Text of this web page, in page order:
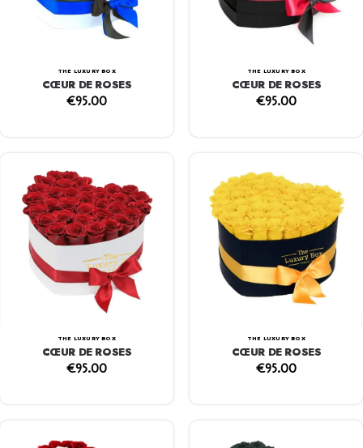
THE LUXURY BOX
CŒUR DE ROSES
€95.00
THE LUXURY BOX
CŒUR DE ROSES
€95.00
THE LUXURY BOX
CŒUR DE ROSES
€95.00
THE LUXURY BOX
CŒUR DE ROSES
€95.00